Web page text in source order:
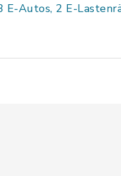
E-Autos, 2 E-